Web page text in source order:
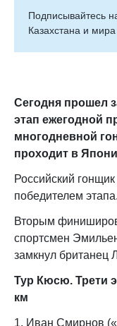
Подписывайтесь
Казахстана и мира
Сегодня прошел
этап ежегодной
многодневной
проходит в
Российский
победителем этапа.
Вторым
спортсмен
замкнул британец
Тур Кюсю. Трети
км
1. Иван Смирнов